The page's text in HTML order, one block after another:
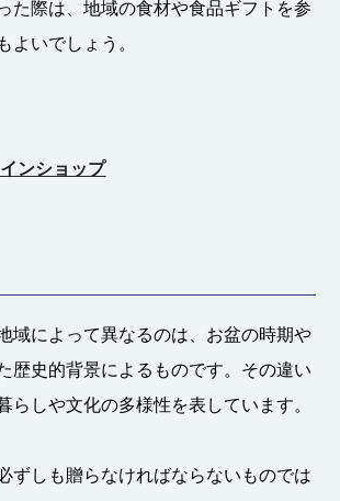
た際は、地域の食材や食品ギフトを参
よいでしょう。
ンショップ
域によって異なるのは、お盆の時期や
歴史的背景によるものです。その違い
らしや文化の多様性を表しています。
ずしも贈らなければならないものでは